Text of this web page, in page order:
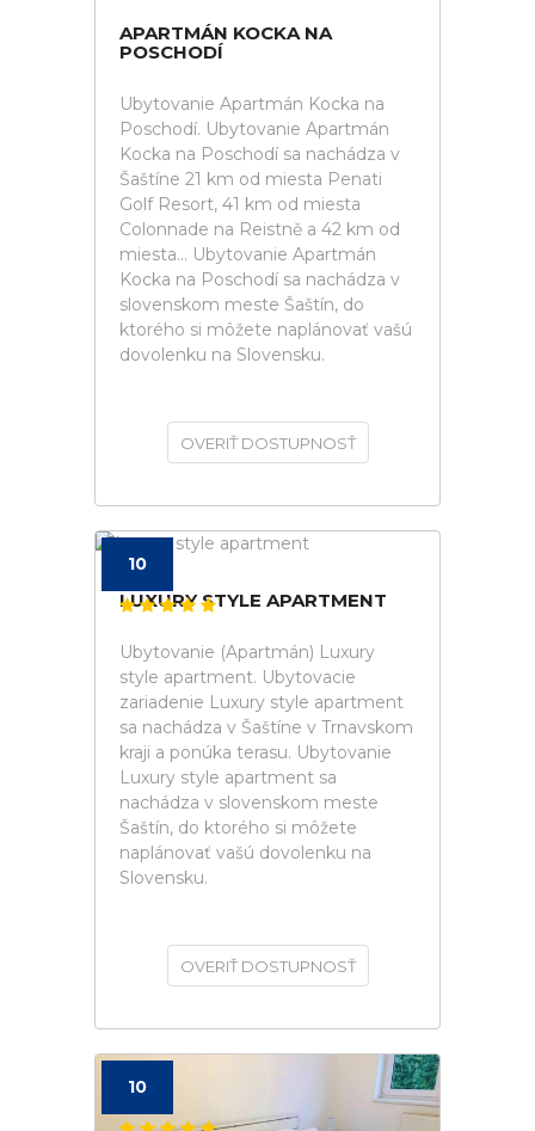
APARTMÁN KOCKA NA
POSCHODÍ
Ubytovanie Apartmán Kocka na
Poschodí. Ubytovanie Apartmán
Kocka na Poschodí sa nachádza v
Šaštíne 21 km od miesta Penati
Golf Resort, 41 km od miesta
Colonnade na Reistně a 42 km od
miesta... Ubytovanie Apartmán
Kocka na Poschodí sa nachádza v
slovenskom meste Šaštín, do
ktorého si môžete naplánovať vašú
dovolenku na Slovensku.
OVERIŤ DOSTUPNOSŤ
10
LUXURY STYLE APARTMENT
Ubytovanie (Apartmán) Luxury
style apartment. Ubytovacie
zariadenie Luxury style apartment
sa nachádza v Šaštíne v Trnavskom
kraji a ponúka terasu. Ubytovanie
Luxury style apartment sa
nachádza v slovenskom meste
Šaštín, do ktorého si môžete
naplánovať vašú dovolenku na
Slovensku.
OVERIŤ DOSTUPNOSŤ
10